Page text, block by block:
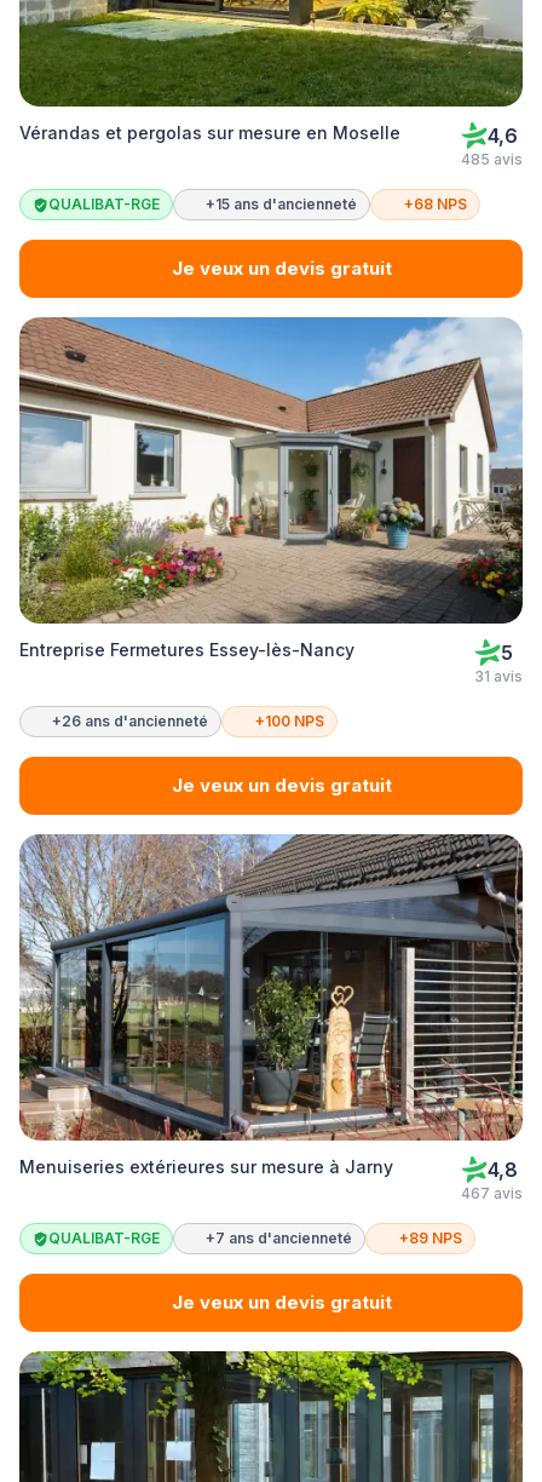
Vérandas et pergolas sur mesure en Moselle 4,6
485 avis
QUALIBAT-RGE +15 ans d'ancienneté +68 NPS
Je veux un devis gratuit
Entreprise Fermetures Essey-lès-Nancy 5
31 avis
+26 ans d'ancienneté +100 NPS
Je veux un devis gratuit
Menuiseries extérieures sur mesure à Jarny 4,8
467 avis
QUALIBAT-RGE +7 ans d'ancienneté +89 NPS
Je veux un devis gratuit